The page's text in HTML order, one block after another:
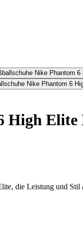
High Elite
die Leistung und Stil